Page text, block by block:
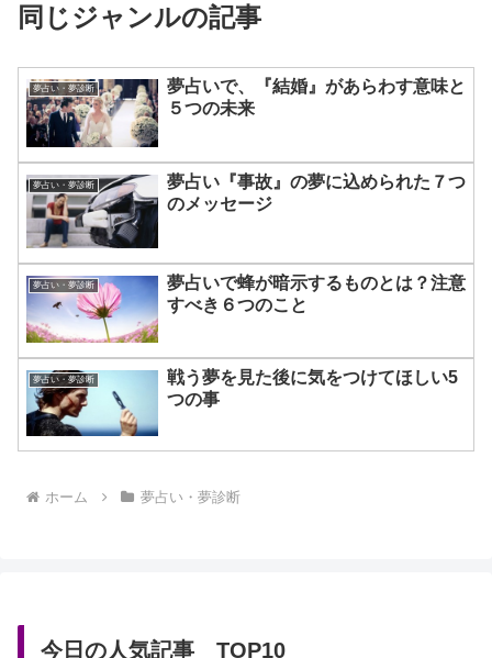
同じジャンルの記事
夢占い・夢診断
夢占いで、『結婚』があらわす意味と
５つの未来
夢占い・夢診断
夢占い『事故』の夢に込められた７つ
のメッセージ
夢占い・夢診断
夢占いで蜂が暗示するものとは？注意
すべき６つのこと
夢占い・夢診断
戦う夢を見た後に気をつけてほしい5
つの事
ホーム 夢占い・夢診断
今日の人気記事 TOP10